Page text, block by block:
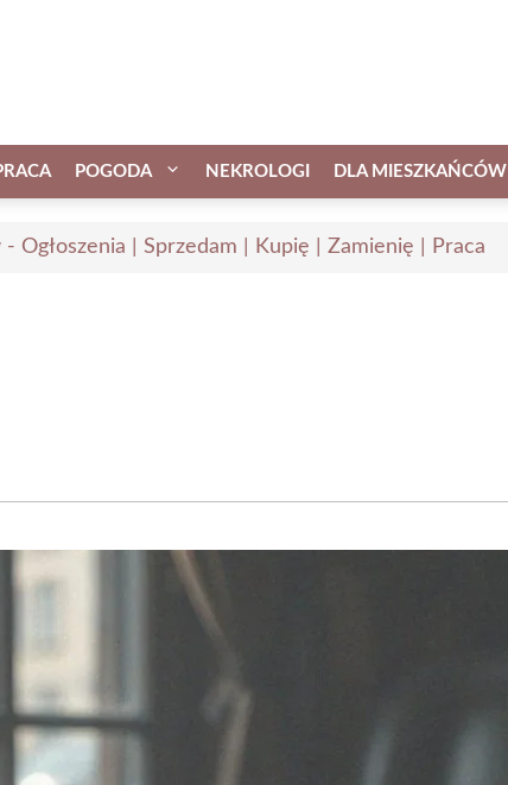
POGODA NEKROLOGI DLA MIESZKAŃCÓW
- Ogłoszenia | Sprzedam | Kupię | Zamienię | Praca